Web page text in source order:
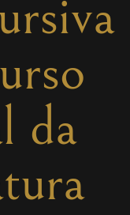
da